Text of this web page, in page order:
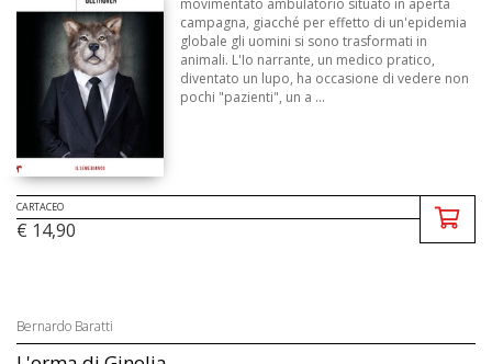
movimentato ambulatorio situato in aperta
campagna, giacché per effetto di un'epidemia
globale gli uomini si sono trasformati in
animali. L'Io narrante, un medico pratico,
diventato un lupo, ha occasione di vedere non
pochi "pazienti", un a ...
CARTACEO
€ 14,90
Bernardo Baratti